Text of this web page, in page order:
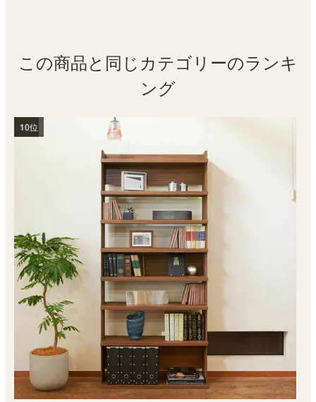
この商品と同じカテゴリーのランキ
ング
1位
2位
3位
4位
5位
6位
7位
8位
9位
10位